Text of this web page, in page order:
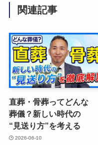
関連記事
直葬・骨葬って​どんな​
葬儀？​新しい​時代の​
“見送り方”を​考える
2026-06-10